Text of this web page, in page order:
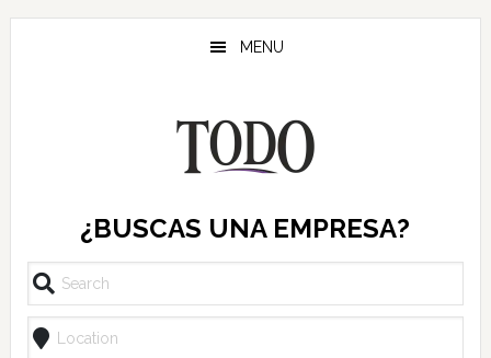
Saltar
Saltar
Saltar
MENU
¿BUSCAS UNA EMPRESA?